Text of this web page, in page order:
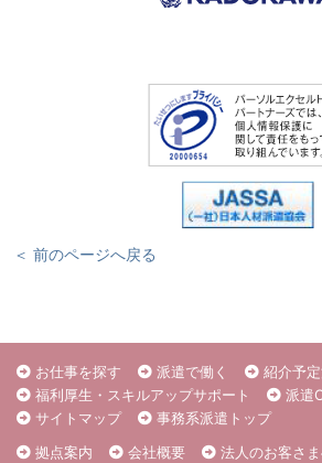
＜ 前のページへ戻る
お仕事を探す 派遣で働く
紹介予
福利厚生・スキルアップサポート
派遣
サイトマップ
事務系派遣トップ
拠点案内
会社概要
法人のお客さ